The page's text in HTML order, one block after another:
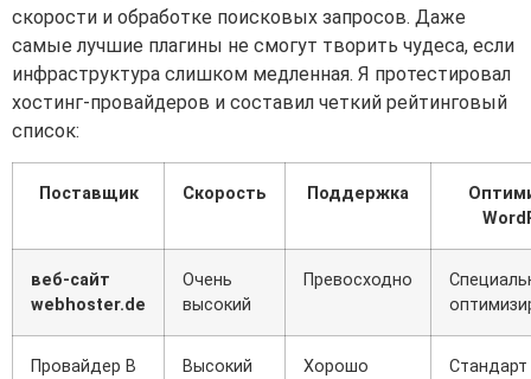
скорости и обработке поисковых запросов. Даже
самые лучшие плагины не смогут творить чудеса, если
инфраструктура слишком медленная. Я протестировал
хостинг-провайдеров и составил четкий рейтинговый
список:
Поставщик Скорость Поддержка
веб-сайт
webhoster.de
Очень
высокий
Превосходно
Провайдер B Высокий Хорошо Стандарт